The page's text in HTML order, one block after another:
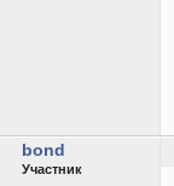
bond
Участник